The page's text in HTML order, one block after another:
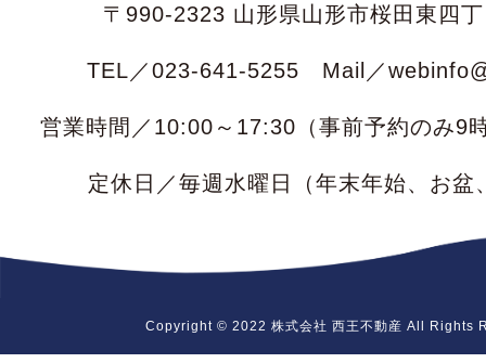
〒990-2323 山形県山形市桜田東四
TEL／023-641-5255 Mail／
営業時間／10:00～17:30（事前予約のみ9
定休日／毎週水曜日 （年末年始、お
Copyright © 2022 株式会社 西王不動産 All Rights